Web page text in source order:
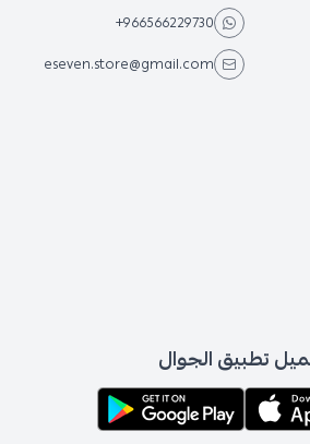
+966566229730
eseven.store@gmail.com
تطبيق الجوال